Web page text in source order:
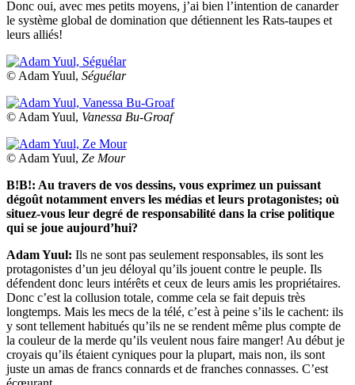
Donc oui, avec mes petits moyens, j’ai bien l’intention de canarder
le système global de domination que détiennent les Rats-taupes et
leurs alliés!
© Adam Yuul, Séguélar
© Adam Yuul, Vanessa Bu-Groaf
© Adam Yuul, Ze Mour
B!B!: Au travers de vos dessins, vous exprimez un puissant
dégoût notamment envers les médias et leurs protagonistes; où
situez-vous leur degré de responsabilité dans la crise politique
qui se joue aujourd’hui?
Adam Yuul: Ils ne sont pas seulement responsables, ils sont les
protagonistes d’un jeu déloyal qu’ils jouent contre le peuple. Ils
défendent donc leurs intérêts et ceux de leurs amis les propriétaires.
Donc c’est la collusion totale, comme cela se fait depuis très
longtemps. Mais les mecs de la télé, c’est à peine s’ils le cachent: ils
y sont tellement habitués qu’ils ne se rendent même plus compte de
la couleur de la merde qu’ils veulent nous faire manger! Au début je
croyais qu’ils étaient cyniques pour la plupart, mais non, ils sont
juste un amas de francs connards et de franches connasses. C’est